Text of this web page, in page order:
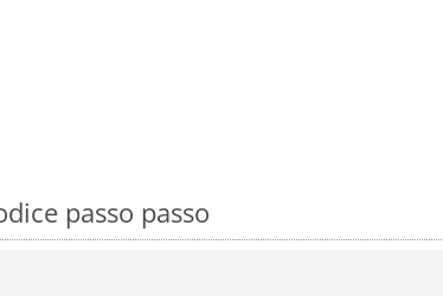
passo passo